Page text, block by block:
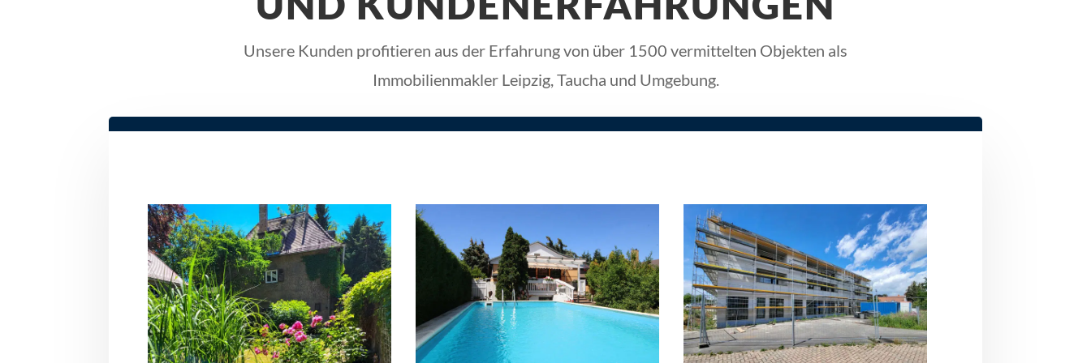
Unsere Kunden profitieren aus der Erfahrung von über 1500 vermittelten Objekten als
Immobilienmakler Leipzig, Taucha und Umgebung.